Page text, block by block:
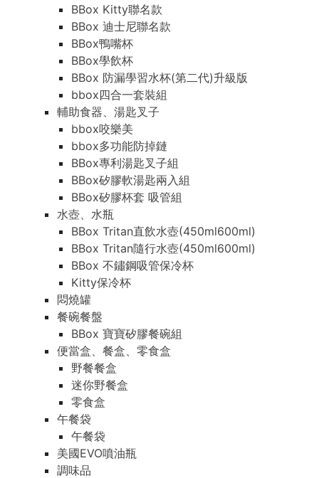
BBox Kitty聯名款
BBox 迪士尼聯名款
BBox鴨嘴杯
BBox學飲杯
BBox 防漏學習水杯(第二代)升級版
bbox四合一套裝組
輔助食器、湯匙叉子
bbox咬樂美
bbox多功能防掉鏈
BBox專利湯匙叉子組
BBox矽膠軟湯匙兩入組
BBox矽膠杯套 吸管組
水壺、水瓶
BBox Tritan直飲水壺(450ml600ml)
BBox Tritan隨行水壺(450ml600ml)
BBox 不鏽鋼吸管保冷杯
Kitty保冷杯
悶燒罐
餐碗餐盤
BBox 寶寶矽膠餐碗組
便當盒、餐盒、零食盒
野餐餐盒
迷你野餐盒
零食盒
午餐袋
午餐袋
美國EVO噴油瓶
調味品